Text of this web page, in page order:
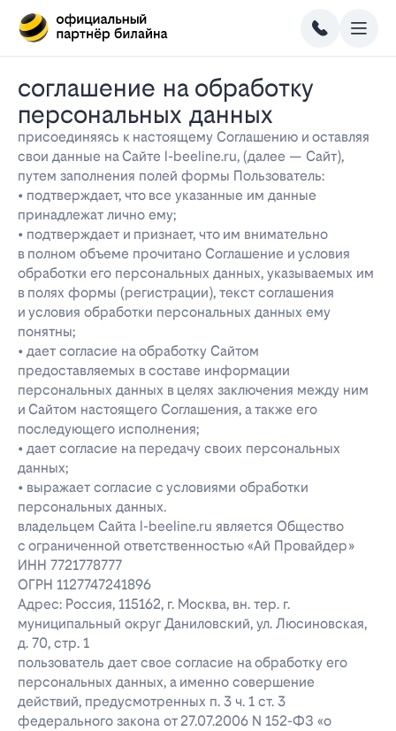
соглашение на обработку
персональных данных
присоединяясь к настоящему Соглашению и оставляя
свои данные на Сайте l-beeline.ru, (далее — Сайт),
путем заполнения полей формы Пользователь:
• подтверждает, что все указанные им данные
принадлежат лично ему;
• подтверждает и признает, что им внимательно
в полном объеме прочитано Соглашение и условия
обработки его персональных данных, указываемых им
в полях формы (регистрации), текст соглашения
и условия обработки персональных данных ему
понятны;
• дает согласие на обработку Сайтом
предоставляемых в составе информации
персональных данных в целях заключения между ним
и Сайтом настоящего Соглашения, а также его
последующего исполнения;
• дает согласие на передачу своих персональных
данных;
• выражает согласие с условиями обработки
персональных данных.
владельцем Сайта l-beeline.ru является Общество
с ограниченной ответственностью «Ай Провайдер»
ИНН 7721778777
ОГРН 1127747241896
Адрес: Россия, 115162, г. Москва, вн. тер. г.
муниципальный округ Даниловский, ул. Люсиновская,
д. 70, стр. 1
пользователь дает свое согласие на обработку его
персональных данных, а именно совершение
действий, предусмотренных п. 3 ч. 1 ст. 3
федерального закона от 27.07.2006 N 152-ФЗ «о